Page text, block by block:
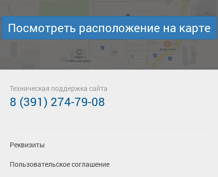
Посмотреть расположение на карте
Реквизиты
Пользовательское соглашение
Техническая поддержка сайта
8 (391) 274-79-08